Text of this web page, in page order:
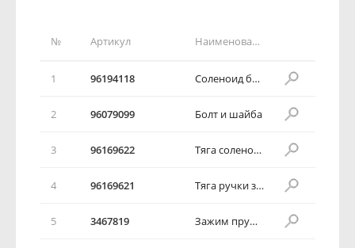
№ Артикул Наименование детали
1 96194118 Соленоид багажного отсека
2 96079099 Болт и шайба
3 96169622 Тяга соленоидной ручки
4 96169621 Тяга ручки замка
5 3467819 Зажим пружины